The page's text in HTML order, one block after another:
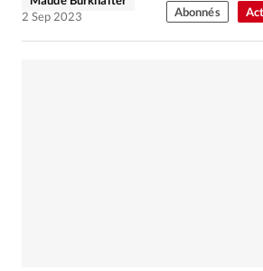
Dossier
Foi
2 Sep 2023
Abonnés